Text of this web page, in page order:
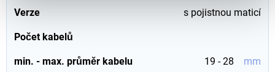
Verze s pojistnou maticí
Počet kabelů
min. - max. průměr kabelu 19 - 28 mm